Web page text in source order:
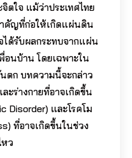
ตใจ แม้ว่าประเทศไทย
คัญที่ก่อให้เกิดแผ่นดิน
ได้รับผลกระทบจากแผ่น
อนบ้าน โดยเฉพาะใน
ตก บทความนี้จะกล่าว
ะร่างกายที่อาจเกิดขึ้น
Disorder) และโรคโม
ที่อาจเกิดขึ้นในช่วง
ว